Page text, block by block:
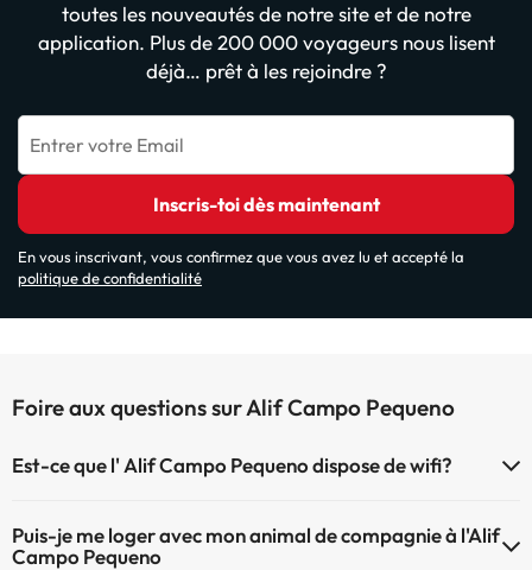
toutes les nouveautés de notre site et de notre
application. Plus de 200 000 voyageurs nous lisent
déjà… prêt à les rejoindre ?
Entrer votre Email
Inscris-toi dès maintenant
En vous inscrivant, vous confirmez que vous avez lu et accepté la
politique de confidentialité
Foire aux questions sur Alif Campo Pequeno
Est-ce que l' Alif Campo Pequeno dispose de wifi?
Puis-je me loger avec mon animal de compagnie à l'Alif
Campo Pequeno